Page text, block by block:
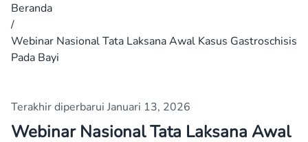
Beranda
/
Webinar Nasional Tata Laksana Awal Kasus Gastroschisis
Pada Bayi
Terakhir diperbarui Januari 13, 2026
Webinar Nasional Tata Laksana Awal